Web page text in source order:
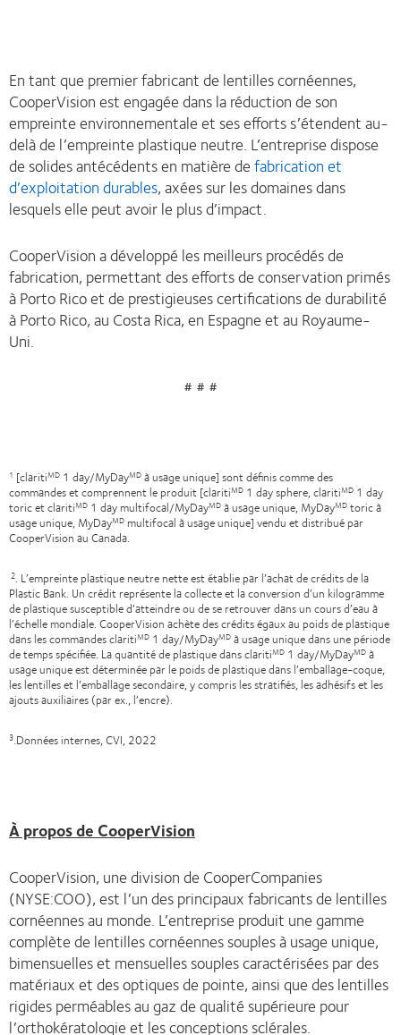
En tant que premier fabricant de lentilles cornéennes,
CooperVision est engagée dans la réduction de son
empreinte environnementale et ses efforts s’étendent au-
delà de l’empreinte plastique neutre. L’entreprise dispose
de solides antécédents en matière defabrication et
d’exploitation durables, axées sur les domaines dans
lesquels elle peut avoir le plus d’impact.
CooperVision a développé les meilleurs procédés de
fabrication, permettant des efforts de conservation primés
à Porto Rico et de prestigieuses certifications de durabilité
à Porto Rico, au Costa Rica, en Espagne et au Royaume-
Uni.
# # #
1 [claritiMD 1 day/MyDayMD à usage unique] sont définis comme des
commandes et comprennent le produit [claritiMD 1 day sphere, claritiMD 1 day
toric et claritiMD 1 day multifocal/MyDayMD à usage unique, MyDayMD toric à
usage unique, MyDayMD multifocal à usage unique] vendu et distribué par
CooperVision au Canada.
2. L’empreinte plastique neutre nette est établie par l’achat de crédits de la
Plastic Bank. Un crédit représente la collecte et la conversion d’un kilogramme
de plastique susceptible d’atteindre ou de se retrouver dans un cours d’eau à
l’échelle mondiale. CooperVision achète des crédits égaux au poids de plastique
dans les commandes claritiMD 1 day/MyDayMD à usage unique dans une période
de temps spécifiée. La quantité de plastique dans claritiMD 1 day/MyDayMD à
usage unique est déterminée par le poids de plastique dans l’emballage-coque,
les lentilles et l’emballage secondaire, y compris les stratifiés, les adhésifs et les
ajouts auxiliaires (par ex., l’encre).
3.Données internes, CVI, 2022
À propos de CooperVision
CooperVision, une division de CooperCompanies
(NYSE:COO), est l’un des principaux fabricants de lentilles
cornéennes au monde. L’entreprise produit une gamme
complète de lentilles cornéennes souples à usage unique,
bimensuelles et mensuelles souples caractérisées par des
matériaux et des optiques de pointe, ainsi que des lentilles
rigides perméables au gaz de qualité supérieure pour
l’orthokératologie et les conceptions sclérales.